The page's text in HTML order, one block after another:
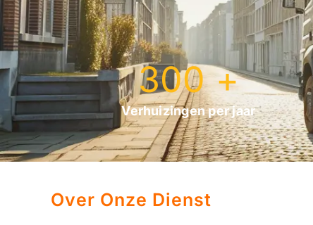
300+
Verhuizingen per jaar
Over Onze Dienst